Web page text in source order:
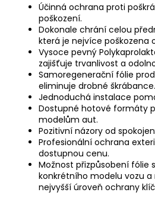
Účinná ochrana proti
poškození.
Dokonale chrání celou
která je nejvíce poškozena
Vysoce pevný
zajišťuje trvanlivost a
Samoregenerační fólie
eliminuje drobné škrábance.
Jednoduchá instalace
Dostupné hotové formáty
modelům aut.
Pozitivní názory od
Profesionální ochrana
dostupnou cenu.
Možnost přizpůsobení fólie
konkrétního modelu vozu
nejvyšší úroveň ochrany